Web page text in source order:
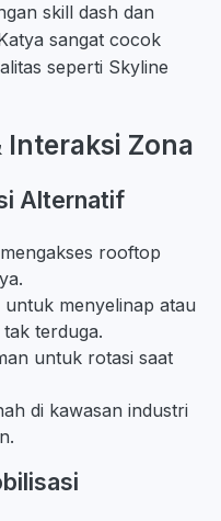
skill dash dan
sangat cocok
seperti Skyline
Interaksi Zona
Alternatif
rooftop
menyelinap atau
terduga.
untuk rotasi saat
di kawasan industri